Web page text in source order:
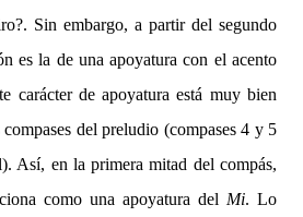
Sin embargo, a partir del segundo
es la de una apoyatura con el acento
carácter de apoyatura está muy bien
del preludio (compases 4 y 5
Así, en la primera mitad del compás,
como una apoyatura del Mi. Lo